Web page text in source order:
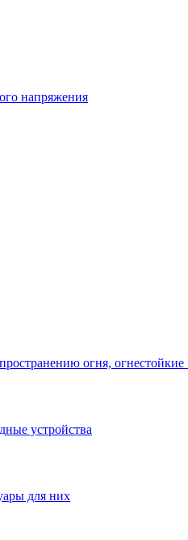
напряжения
огня, огнестойкие
устройства
для них